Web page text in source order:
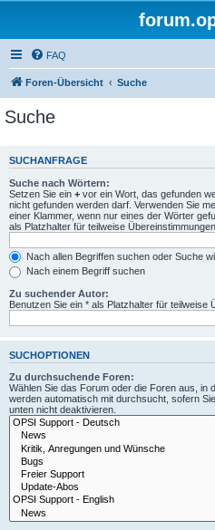
FAQ
Foren-Übersicht Suche
Suche
SUCHANFRAGE
Suche nach Wörtern:
Setzen Sie ein + vor ein Wort, das gefunden
nicht gefunden werden darf. Verwenden Sie
einer Klammer, wenn nur eines der Wörter
als Platzhalter für teilweise Übereinstimmungen.
Nach allen Begriffen suchen oder Suche
Nach einem Begriff suchen
Zu suchender Autor:
Benutzen Sie ein * als Platzhalter für teilweise
SUCHOPTIONEN
Zu durchsuchende Foren:
Wählen Sie das Forum oder die Foren aus, in
werden automatisch mit durchsucht, sofern
unten nicht deaktivieren.